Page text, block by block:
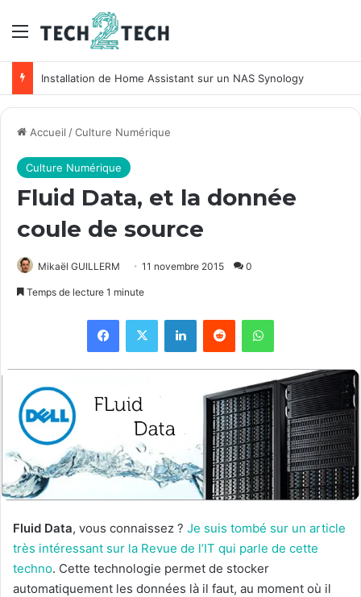
Menu
Installation de Home Assistant sur un NAS Synology
Accueil /Culture Numérique
Culture Numérique
Fluid Data, et la donnée
coule de source
Mikaël GUILLERM 11 novembre 2015 0
Temps de lecture 1 minute
Fluid Data, vous connaissez ? Je suis tombé sur un article
très intéressant sur la Revue de l’IT qui parle de cette
techno. Cette technologie permet de stocker
automatiquement les données là il faut, au moment où il